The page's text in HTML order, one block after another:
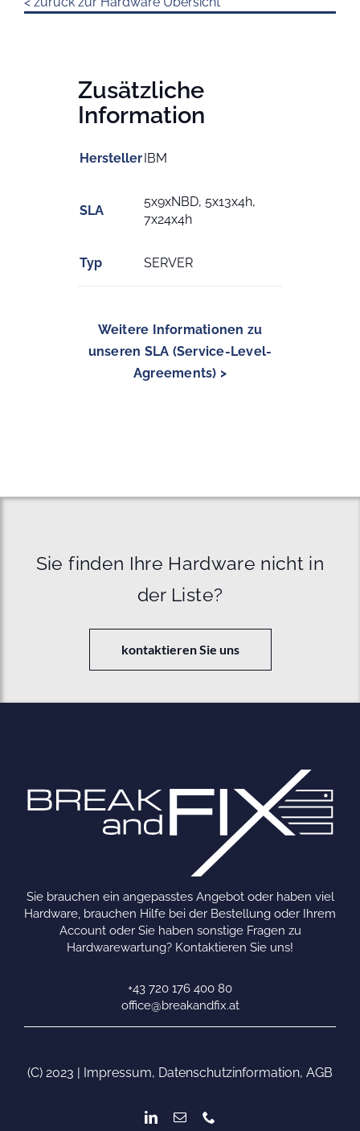
Zusätzliche
Information
HerstellerIBM
SLA
5x9xNBD, 5x13x4h,
7x24x4h
Typ SERVER
Weitere Informationen zu
unseren SLA (Service-Level-
Agreements) >
Sie finden Ihre Hardware nicht in
der Liste?
kontaktieren Sie uns
Sie brauchen ein angepasstes Angebot oder haben viel
Hardware, brauchen Hilfe bei der Bestellung oder Ihrem
Account oder Sie haben sonstige Fragen zu
Hardwarewartung? Kontaktieren Sie uns!
+43 720 176 400 80
office@breakandfix.at
(C) 2023 | Impressum, Datenschutzinformation, AGB